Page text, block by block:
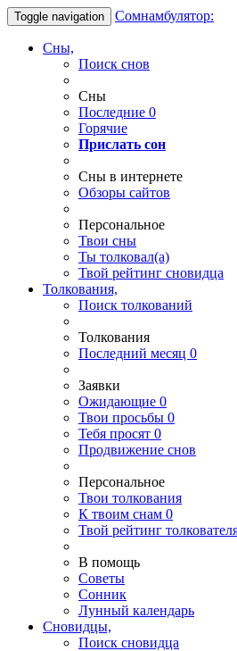
Toggle navigation Сомнамбулятор:
Сны,
Поиск снов
Сны
Последние 0
Горячие
Прислать сон
Сны в интернете
Обзоры сайтов
Персональное
Твои сны
Ты толковал(а)
Твой рейтинг сновидца
Толкования,
Поиск толкований
Толкования
Последний месяц 0
Заявки
Ожидающие 0
Твои просьбы 0
Тебя просят 0
Продвижение снов
Персональное
Твои толкования
К твоим снам 0
Твой рейтинг
В помощь
Советы
Сонник
Лунный календарь
Сновидцы,
Поиск сновидца